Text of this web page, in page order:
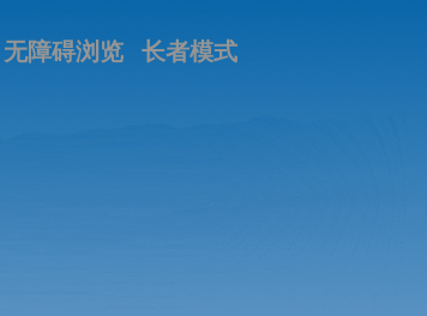
长者模式
无障碍浏览